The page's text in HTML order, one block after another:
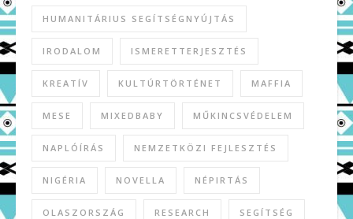
HUMANITÁRIUS SEGÍTSÉGNYÚJTÁS
IRODALOM ISMERETTERJESZTÉS
KREATÍV KULTÚRTÖRTÉNET MAFFIA
MESE MIXEDBABY MŰKINCSVÉDELEM
NAPLÓÍRÁS NEMZETKÖZI FEJLESZTÉS
NIGÉRIA NOVELLA NÉPIRTÁS
OLASZORSZÁG RESEARCH SEGÍTSÉG